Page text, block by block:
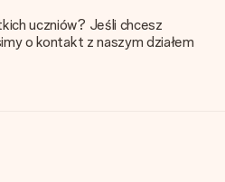
uczniów? Jeśli chcesz
o kontakt z naszym działem